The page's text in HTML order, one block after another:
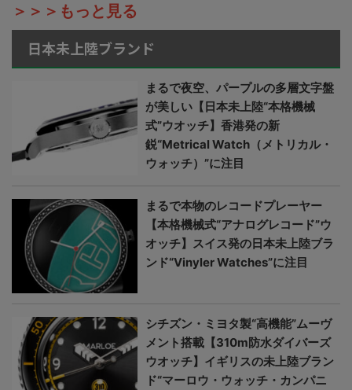
＞＞＞もっと見る
日本未上陸ブランド
まるで夜空、パープルの多層文字盤
が美しい【日本未上陸“本格機械
式”ウオッチ】香港発の新
鋭“Metrical Watch（メトリカル・
ウォッチ）”に注目
まるで本物のレコードプレーヤー
【本格機械式“アナログレコード”ウ
オッチ】スイス発の日本未上陸ブラ
ンド“Vinyler Watches”に注目
シチズン・ミヨタ製“高機能”ムーヴ
メント搭載【310m防水ダイバーズ
ウオッチ】イギリスの未上陸ブラン
ド“マーロウ・ウォッチ・カンパニ